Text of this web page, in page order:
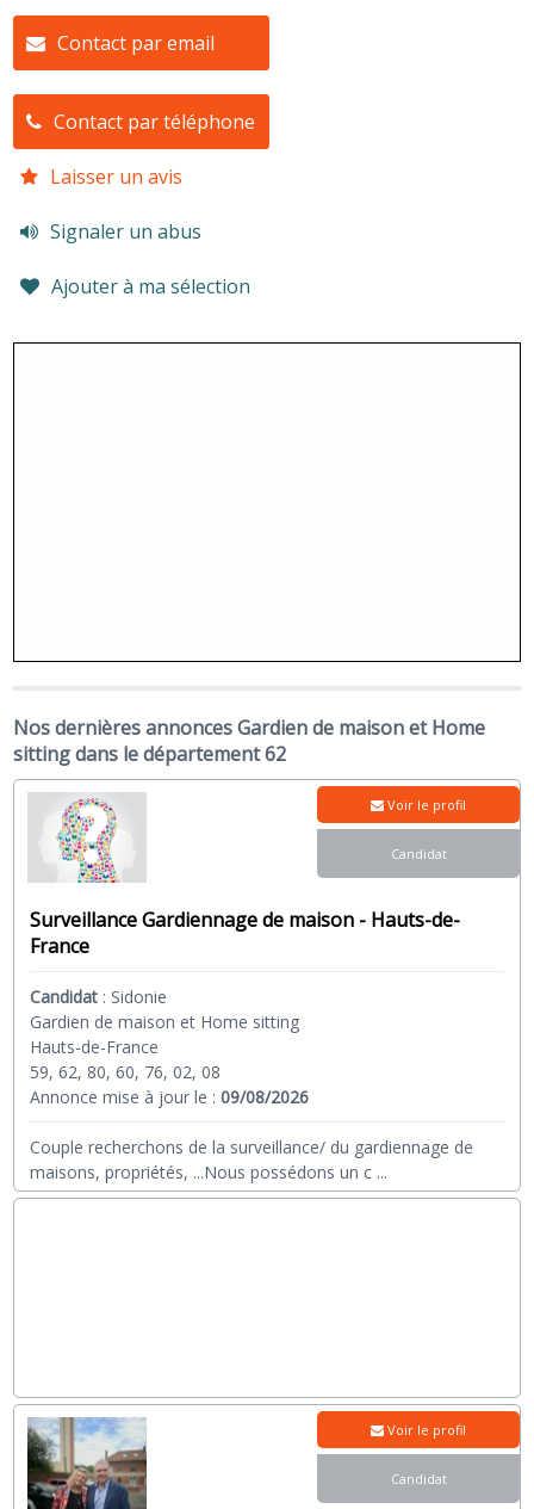
Contact par email
Contact par téléphone
Laisser un avis
Signaler un abus
Ajouter à ma sélection
Nos dernières annonces Gardien de maison et Home
sitting dans le département 62
Surveillance Gardiennage de maison - Hauts-de-
France
Candidat : Sidonie
Gardien de maison et Home sitting
Hauts-de-France
59, 62, 80, 60, 76, 02, 08
Annonce mise à jour le :09/08/2026
Couple recherchons de la surveillance/ du gardiennage de
maisons, propriétés, ...Nous possédons un c ...
Voir le profil
Candidat
Voir le profil
Candidat